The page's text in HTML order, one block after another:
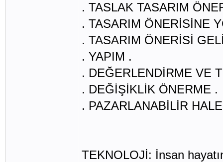
. TASLAK TASARIM
. TASARIM ÖNERİSİNE
. TASARIM ÖNERİSİ
. YAPIM .
. DEĞERLENDİRME VE
. DEĞİŞİKLİK ÖNERME .
. PAZARLANABİLİR
TEKNOLOJİ: İnsan